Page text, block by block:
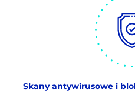
Skany antywirusowe i